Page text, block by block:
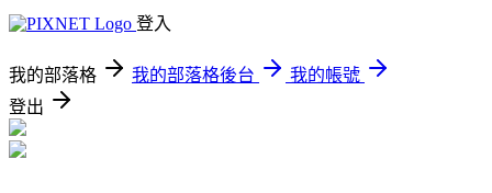
登入
我的部落格 我的部落格後台
我的帳號
登出